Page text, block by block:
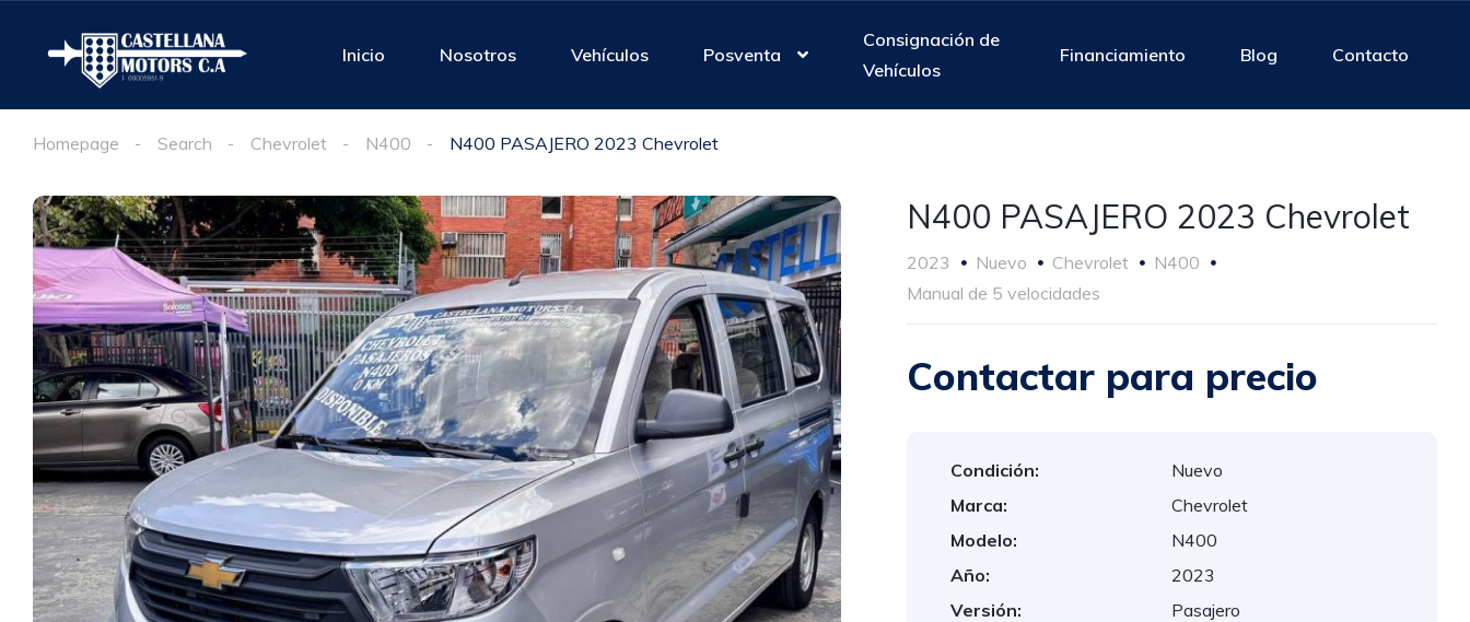
Inicio Nosotros Vehículos Posventa
Consignación de
Vehículos
Financiamiento Blog Contacto
Homepage Search Chevrolet N400 N400 PASAJERO 2023 Chevrolet
N400 PASAJERO 2023 Chevrolet
2023 Nuevo Chevrolet
N400
Manual de 5 velocidades
Contactar para precio
Condición:
Nuevo
Marca:
Chevrolet
Modelo:
N400
Año:
2023
Versión:
Pasajero